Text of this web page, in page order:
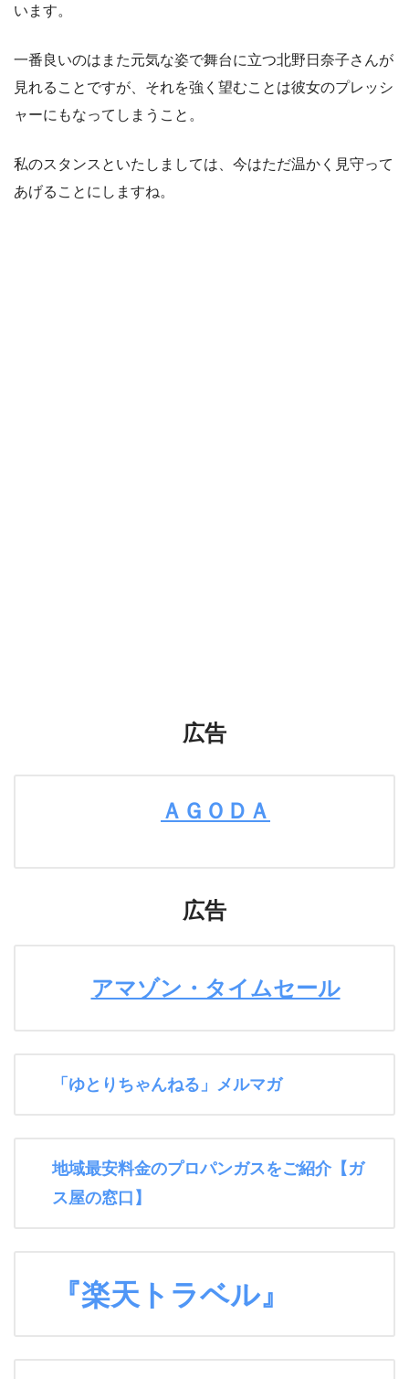
います。
一番良いのはまた元気な姿で舞台に立つ北野日奈子さんが
見れることですが、それを強く望むことは彼女のプレッシ
ャーにもなってしまうこと。
私のスタンスといたしましては、今はただ温かく見守って
あげることにしますね。
広告
ＡＧＯＤＡ
広告
アマゾン・タイムセール
「ゆとりちゃんねる」メルマガ
地域最安料金のプロパンガスをご紹介【ガ
ス屋の窓口】
『楽天トラベル』